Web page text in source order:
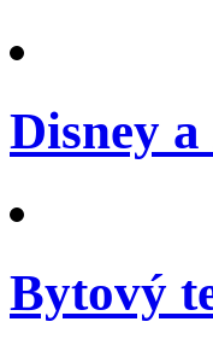
Disney a
Bytový